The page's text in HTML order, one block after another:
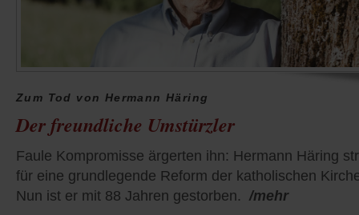
Zum Tod von Hermann Häring
Der freundliche Umstürzler
Faule Kompromisse ärgerten ihn: Hermann Häring
für eine grundlegende Reform der katholischen
Nun ist er mit 88 Jahren gestorben. /mehr